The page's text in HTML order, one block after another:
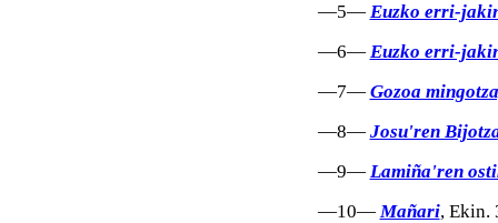
—5— Euzko erri-
—6— Euzko erri-
—7— Gozoa
—8— Josu'ren
—9— Lamiña'ren
—10—Mañari, Ekin.